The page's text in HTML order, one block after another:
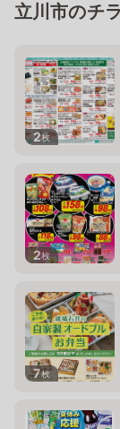
立川市のチ
2枚
2枚
7枚